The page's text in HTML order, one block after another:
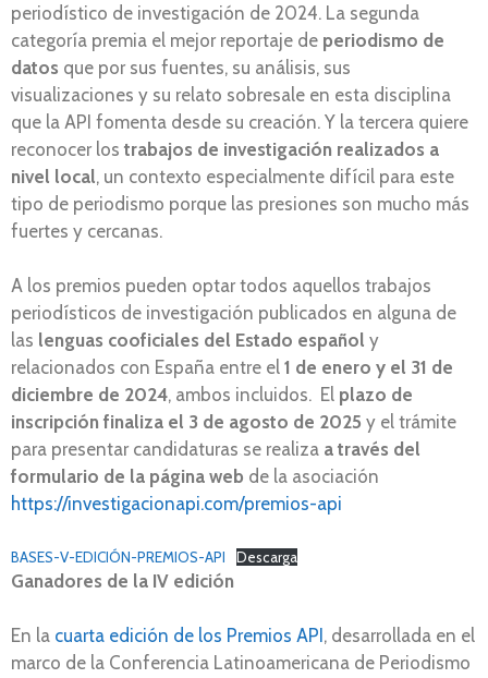
periodístico de investigación de 2024. La segunda
categoría premia el mejor reportaje de periodismo de
datos que por sus fuentes, su análisis, sus
visualizaciones y su relato sobresale en esta disciplina
que la API fomenta desde su creación. Y la tercera quiere
reconocer los trabajos de investigación realizados a
nivel local, un contexto especialmente difícil para este
tipo de periodismo porque las presiones son mucho más
fuertes y cercanas.
A los premios pueden optar todos aquellos trabajos
periodísticos de investigación publicados en alguna de
las lenguas cooficiales del Estado español y
relacionados con España entre el 1 de enero y el 31 de
diciembre de 2024, ambos incluidos. El plazo de
inscripción finaliza el 3 de agosto de 2025 y el trámite
para presentar candidaturas se realiza a través del
formulario de la página web de la asociación
https://investigacionapi.com/premios-api
BASES-V-EDICIÓN-PREMIOS-API Descarga
Ganadores de la IV edición
En la cuarta edición de los Premios API , desarrollada en el
marco de la Conferencia Latinoamericana de Periodismo